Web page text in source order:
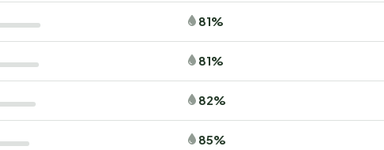
81%
81%
82%
85%